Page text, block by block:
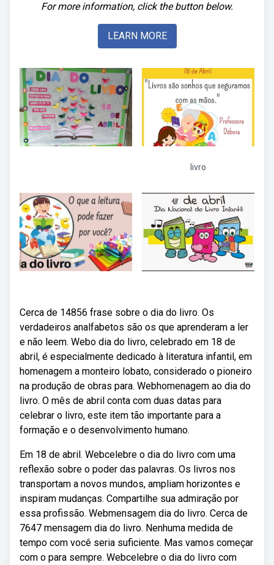
For more information, click the button below.
LEARN MORE
livro
Cerca de 14856 frase sobre o dia do livro. Os
verdadeiros analfabetos são os que aprenderam a ler
e não leem. Webo dia do livro, celebrado em 18 de
abril, é especialmente dedicado à literatura infantil, em
homenagem a monteiro lobato, considerado o pioneiro
na produção de obras para. Webhomenagem ao dia do
livro. O mês de abril conta com duas datas para
celebrar o livro, este item tão importante para a
formação e o desenvolvimento humano.
Em 18 de abril. Webcelebre o dia do livro com uma
reflexão sobre o poder das palavras. Os livros nos
transportam a novos mundos, ampliam horizontes e
inspiram mudanças. Compartilhe sua admiração por
essa profissão. Webmensagem dia do livro. Cerca de
7647 mensagem dia do livro. Nenhuma medida de
tempo com você seria suficiente. Mas vamos começar
com o para sempre. Webcelebre o dia do livro com